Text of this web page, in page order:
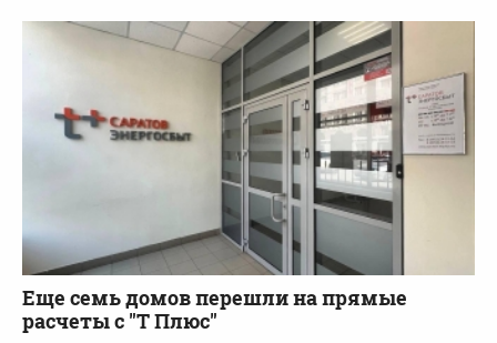
Еще семь домов перешли на прямые
расчеты с "Т Плюс"